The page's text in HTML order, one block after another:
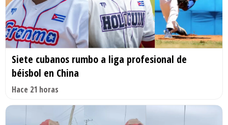
Siete cubanos rumbo a liga profesional de
béisbol en China
Hace 21 horas